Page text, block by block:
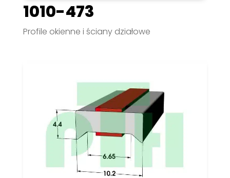
1010-473
Profile okienne i ściany działowe